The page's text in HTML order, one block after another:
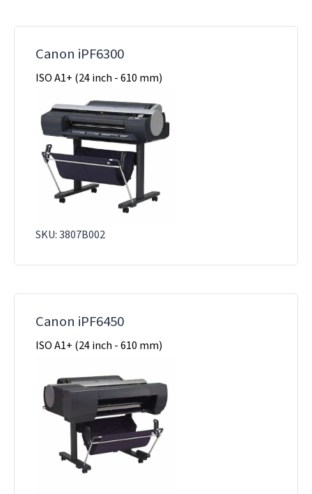
Canon iPF6300
ISO A1+ (24 inch - 610 mm)
SKU: 3807B002
Canon iPF6450
ISO A1+ (24 inch - 610 mm)